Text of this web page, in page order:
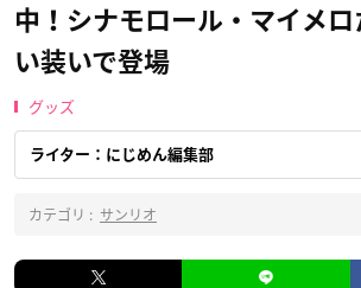
中！シナモロール・マイメロ
い装いで登場
グッズ
ライター：にじめん編集部
カテゴリ : サンリオ